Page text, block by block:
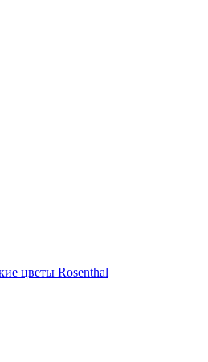
цветы Rosenthal